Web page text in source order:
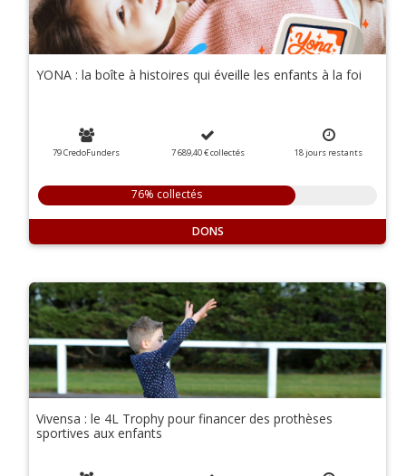
YONA : la boîte à histoires qui éveille les enfants à la foi
79 CredoFunders 7 689,40 €collectés 18jours restants
76% collectés
DONS
Vivensa : le 4L Trophy pour financer des prothèses
sportives aux enfants